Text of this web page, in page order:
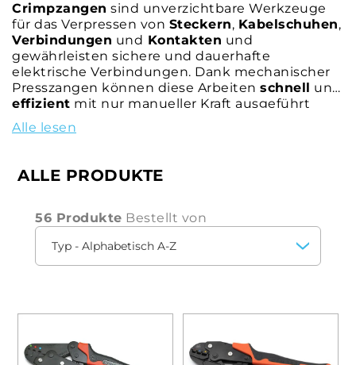
Crimpzangen sind unverzichtbare Werkzeuge
für das Verpressen von Steckern, Kabelschuhen,
Verbindungen und Kontakten und
gewährleisten sichere und dauerhafte
elektrische Verbindungen. Dank mechanischer
Presszangen können diese Arbeiten schnell und
effizient mit nur manueller Kraft ausgeführt
werden. Kompressionszangen sorgen für eine
gleichmäßige Kompression
von Fehlfunktionen.
eine Vielzahl von Steckverbindern geeignet sind
und eine großeVielseitigkeitbieten.
Crimpzangen sind mit verschiedenen Arten von
austauschbaren Einsätzenerhältlich, die das
einer Crimpzange ist so konzipiert, dass es
und eine perfekte Abdichtung der elektrischen
Verbindung gewährleistet.
Alle lesen
ALLE PRODUKTE
56 Produkte Bestellt von